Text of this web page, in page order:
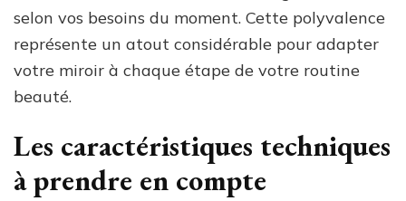
selon vos besoins du moment. Cette polyvalence
représente un atout considérable pour adapter
votre miroir à chaque étape de votre routine
beauté.
Les caractéristiques techniques
à prendre en compte